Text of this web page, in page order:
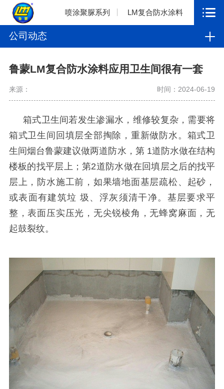
喷涂聚脲系列 LM复合防水涂料
公司动态
鲁蒙LM复合防水涂料应用卫生间很有一套
来源： 时间：2024-06-19
箱式卫生间若发生渗漏水，维修较复杂，需要将
箱式卫生间回填层全部掏除，重新做防水。箱式卫
生间烟台鲁蒙建议做两道防水，第 1道防水做在结构
楼板的找平层上；第2道防水做在回填层之后的找平
层上，防水施工前，如果墙地面基层疏松、起砂，
或表面有建筑垃 圾、浮灰须清干净。基层要求平
整，表面压实压光，无尖锐棱角，无蜂窝麻面，无
起鼓裂纹。